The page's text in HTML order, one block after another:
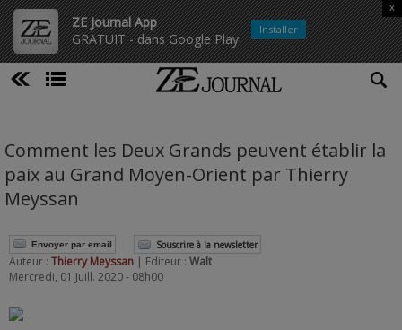
ZE Journal App
GRATUIT - dans Google Play
x
Installer
Comment les Deux Grands peuvent établir la
paix au Grand Moyen-Orient par Thierry
Meyssan
Envoyer par email Souscrire à la newsletter
Auteur : Thierry Meyssan | Editeur : Walt
Mercredi, 01 Juill. 2020 - 08h00